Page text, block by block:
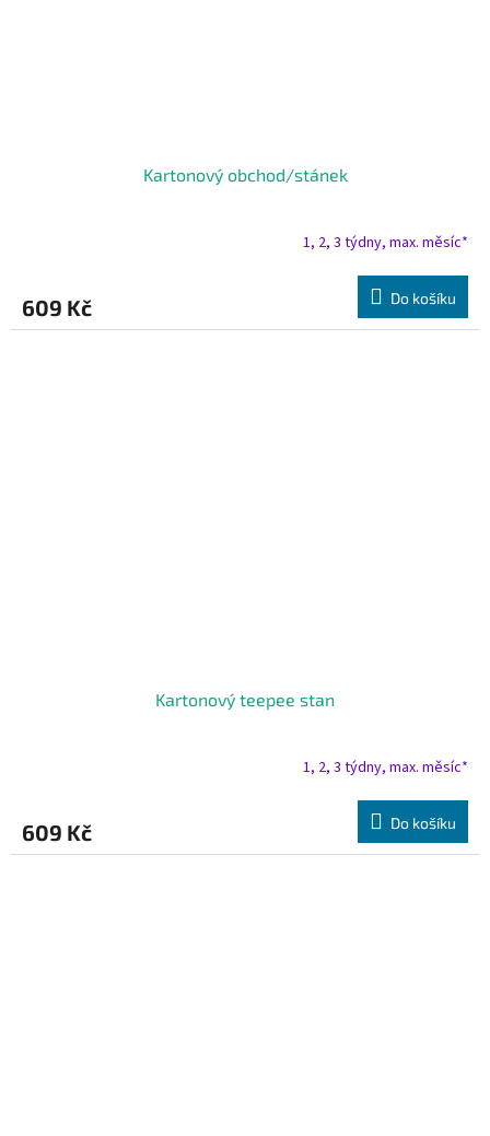
Kartonový obchod/stánek
1, 2, 3 týdny, max. měsíc*
609 Kč Do košíku
Kartonový teepee stan
1, 2, 3 týdny, max. měsíc*
609 Kč Do košíku